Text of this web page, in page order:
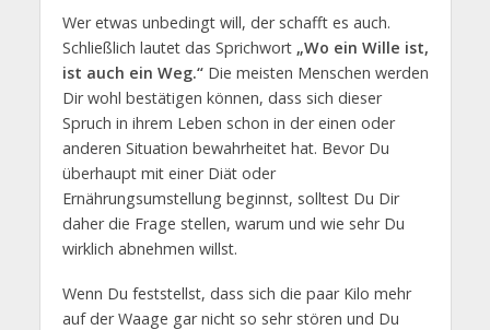
Wer etwas unbedingt will, der schafft es auch.
Schließlich lautet das Sprichwort „Wo ein Wille ist,
ist auch ein Weg.“Die meisten Menschen werden
Dir wohl bestätigen können, dass sich dieser
Spruch in ihrem Leben schon in der einen oder
anderen Situation bewahrheitet hat. Bevor Du
überhaupt mit einer Diät oder
Ernährungsumstellung beginnst, solltest Du Dir
daher die Frage stellen, warum und wie sehr Du
wirklich abnehmen willst.
Wenn Du feststellst, dass sich die paar Kilo mehr
auf der Waage gar nicht so sehr stören und Du